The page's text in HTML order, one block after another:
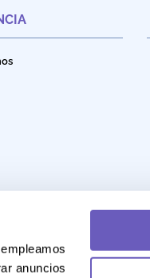
anuncios